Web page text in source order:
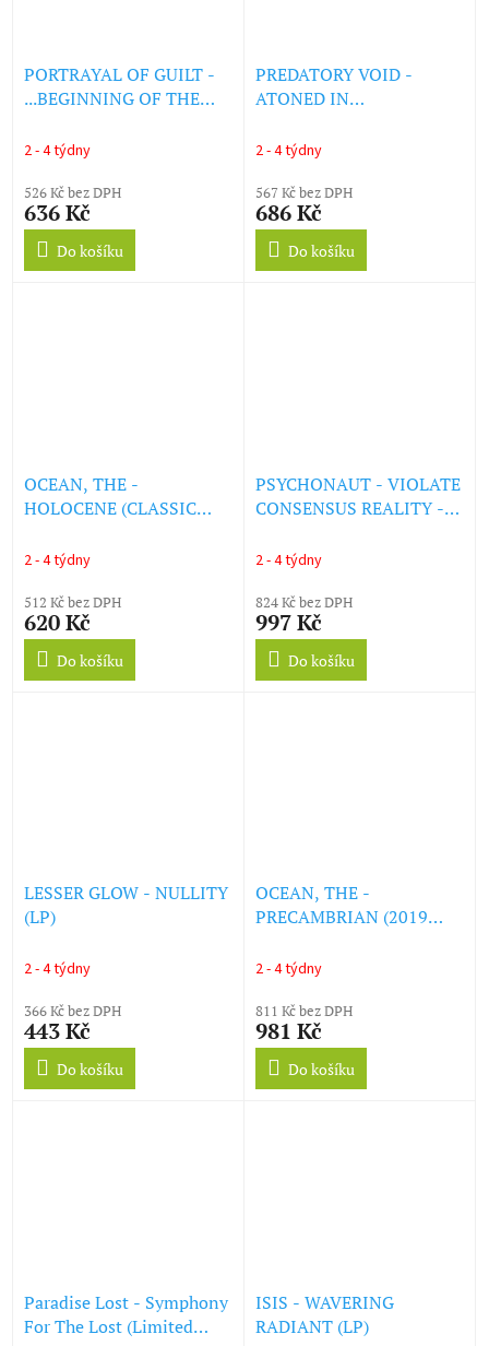
PORTRAYAL OF GUILT -
...BEGINNING OF THE
2 - 4 týdny
526 Kč bez DPH
636 Kč
Do košíku
PREDATORY VOID -
ATONED IN
(LTD RED VINYL) (LP)
2 - 4 týdny
567 Kč bez DPH
686 Kč
Do košíku
OCEAN, THE -
HOLOCENE (CLASSIC
2 - 4 týdny
512 Kč bez DPH
620 Kč
Do košíku
PSYCHONAUT - VIOLATE
CONSENSUS REALITY -
2 - 4 týdny
824 Kč bez DPH
997 Kč
Do košíku
LESSER GLOW - NULLITY
(LP)
2 - 4 týdny
366 Kč bez DPH
443 Kč
Do košíku
OCEAN, THE -
PRECAMBRIAN (2019
2 - 4 týdny
811 Kč bez DPH
981 Kč
Do košíku
Paradise Lost - Symphony
For The Lost (Limited
ISIS - WAVERING
RADIANT (LP)